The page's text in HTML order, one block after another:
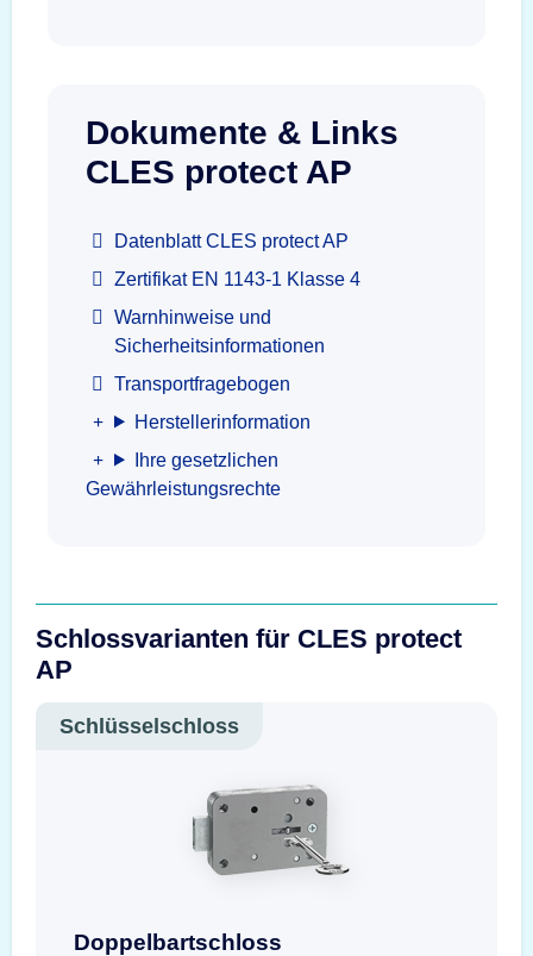
Dokumente & Links
CLES protect AP
Datenblatt CLES protect AP
Zertifikat EN 1143-1 Klasse 4
Warnhinweise und
Sicherheitsinformationen
Transportfragebogen
Herstellerinformation
Ihre gesetzlichen
Gewährleistungsrechte
Schlossvarianten für CLES protect
AP
Schlüsselschloss
Doppelbartschloss mit Schlüssel
Doppelbartschloss